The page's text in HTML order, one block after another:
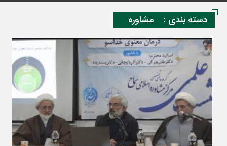
دسته بندی : مشاوره